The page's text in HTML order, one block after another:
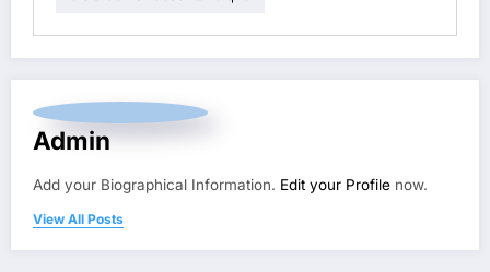
Admin
Add your Biographical Information. Edit your Profile now.
View All Posts